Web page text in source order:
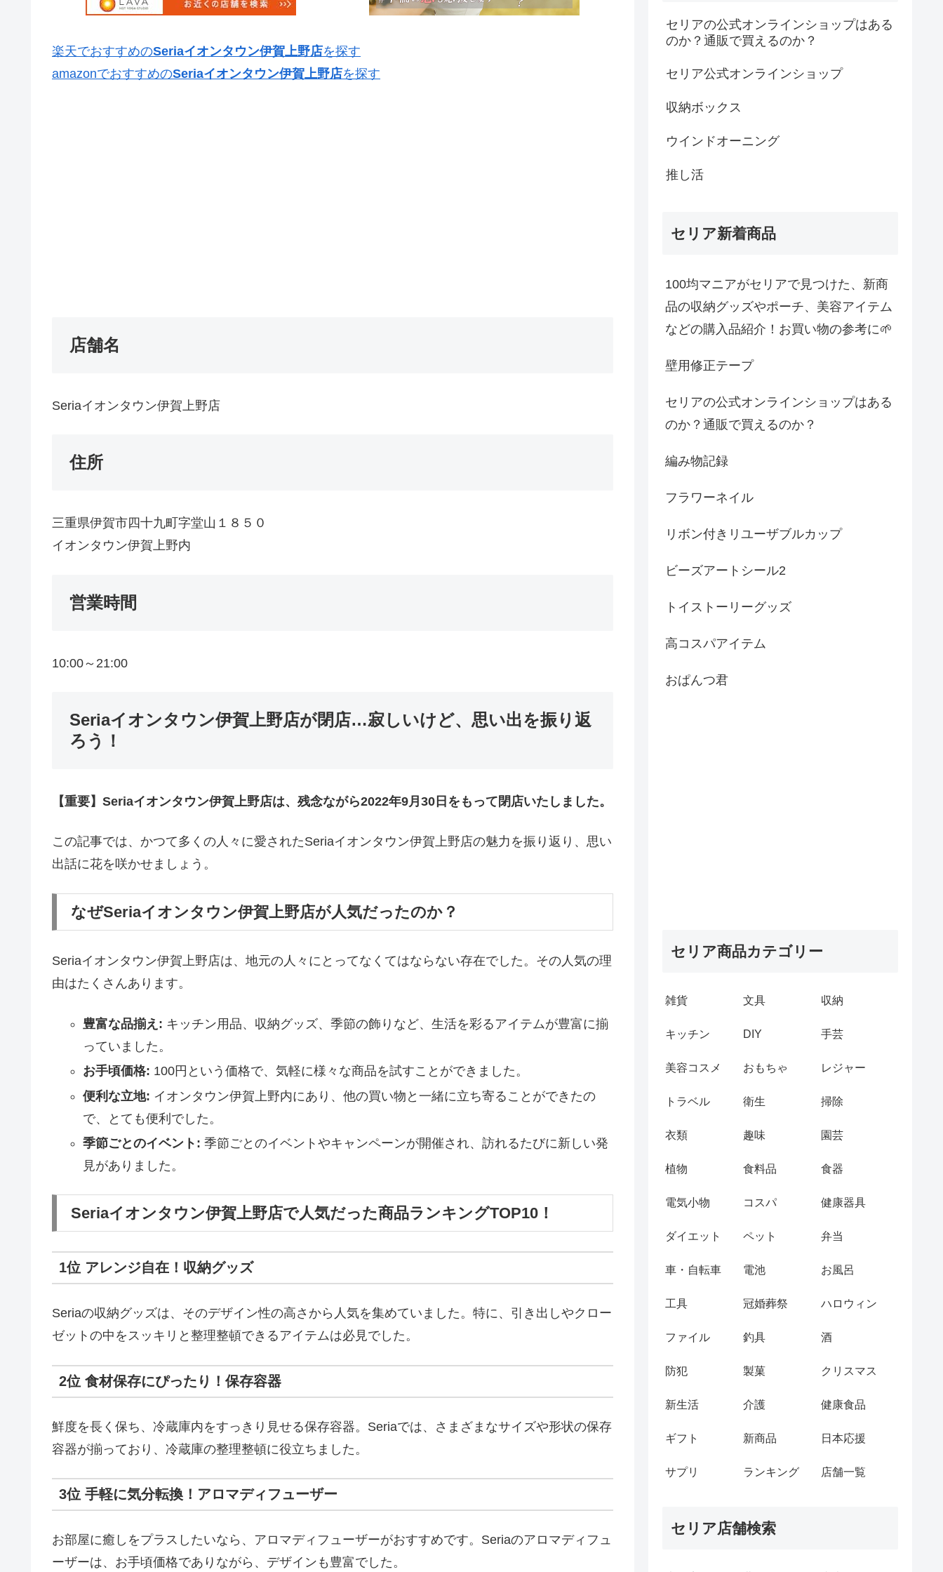
楽天でおすすめのSeriaイオンタウン伊賀上野店を探す
amazonでおすすめのSeriaイオンタウン伊賀上野店を探す
店舗名
Seriaイオンタウン伊賀上野店
住所
三重県伊賀市四十九町字堂山１８５０
イオンタウン伊賀上野内
営業時間
10:00～21:00
Seriaイオンタウン伊賀上野店が閉店…寂しいけど、思い出を振り返
ろう！
【重要】Seriaイオンタウン伊賀上野店は、残念ながら2022年9月30日をもって閉店いたしました。
この記事では、かつて多くの人々に愛されたSeriaイオンタウン伊賀上野店の魅力を振り返り、思い
出話に花を咲かせましょう。
なぜSeriaイオンタウン伊賀上野店が人気だったのか？
Seriaイオンタウン伊賀上野店は、地元の人々にとってなくてはならない存在でした。その人気の理
由はたくさんあります。
豊富な品揃え: キッチン用品、収納グッズ、季節の飾りなど、生活を彩るアイテムが豊富に揃
っていました。
お手頃価格: 100円という価格で、気軽に様々な商品を試すことができました。
便利な立地: イオンタウン伊賀上野内にあり、他の買い物と一緒に立ち寄ることができたの
で、とても便利でした。
季節ごとのイベント: 季節ごとのイベントやキャンペーンが開催され、訪れるたびに新しい発
見がありました。
Seriaイオンタウン伊賀上野店で人気だった商品ランキングTOP10！
1位 アレンジ自在！収納グッズ
Seriaの収納グッズは、そのデザイン性の高さから人気を集めていました。特に、引き出しやクロー
ゼットの中をスッキリと整理整頓できるアイテムは必見でした。
2位 食材保存にぴったり！保存容器
鮮度を長く保ち、冷蔵庫内をすっきり見せる保存容器。Seriaでは、さまざまなサイズや形状の保存
容器が揃っており、冷蔵庫の整理整頓に役立ちました。
3位 手軽に気分転換！アロマディフューザー
お部屋に癒しをプラスしたいなら、アロマディフューザーがおすすめです。Seriaのアロマディフュ
ーザーは、お手頃価格でありながら、デザインも豊富でした。
セリアの公式オンラインショップはある
のか？通販で買えるのか？
セリア公式オンラインショップ
収納ボックス
ウインドオーニング
推し活
セリア新着商品
100均マニアがセリアで見つけた、新商
品の収納グッズやポーチ、美容アイテム
などの購入品紹介！お買い物の参考に🌱
壁用修正テープ
セリアの公式オンラインショップはある
のか？通販で買えるのか？
編み物記録
フラワーネイル
リボン付きリユーザブルカップ
ビーズアートシール2
トイストーリーグッズ
高コスパアイテム
おぱんつ君
セリア商品カテゴリー
雑貨 文具 収納
キッチン DIY 手芸
美容コスメ おもちゃ レジャー
トラベル 衛生 掃除
衣類 趣味 園芸
植物 食料品 食器
電気小物 コスパ 健康器具
ダイエット ペット 弁当
車・自転車 電池 お風呂
工具 冠婚葬祭 ハロウィン
ファイル 釣具 酒
防犯 製菓 クリスマス
新生活 介護 健康食品
ギフト 新商品 日本応援
サプリ ランキング 店舗一覧
セリア店舗検索